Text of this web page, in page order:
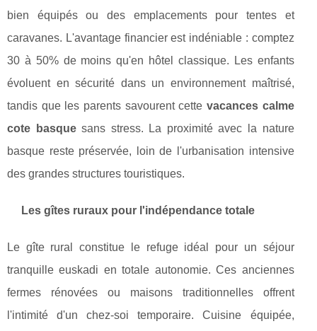
bien équipés ou des emplacements pour tentes et
caravanes. L'avantage financier est indéniable : comptez
30 à 50% de moins qu'en hôtel classique. Les enfants
évoluent en sécurité dans un environnement maîtrisé,
tandis que les parents savourent cette vacances calme
cote basquesans stress. La proximité avec la nature
basque reste préservée, loin de l'urbanisation intensive
des grandes structures touristiques.
Les gîtes ruraux pour l'indépendance totale
Le gîte rural constitue le refuge idéal pour un séjour
tranquille euskadi en totale autonomie. Ces anciennes
fermes rénovées ou maisons traditionnelles offrent
l'intimité d'un chez-soi temporaire. Cuisine équipée,